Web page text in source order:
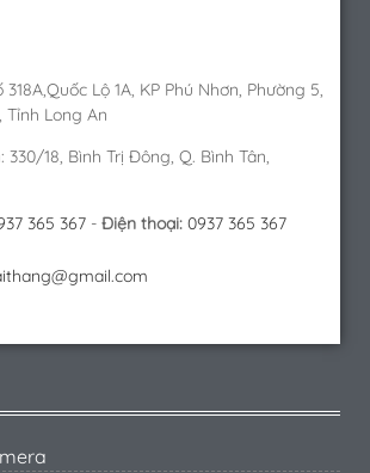
Lộ 1A, KP Phú Nhơn, Phường 5,
Tỉnh Long An
330/18, Bình Trị Đông, Q. Bình Tân,
365 367 - Điện thoại: 0937 365 367